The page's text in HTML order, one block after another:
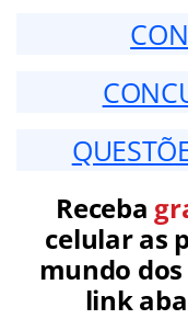
Receba
celular as
mundo
link